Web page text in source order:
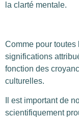
la clarté mentale.
Comme pour toutes
significations
fonction des
culturelles.
Il est important de
scientifiquement